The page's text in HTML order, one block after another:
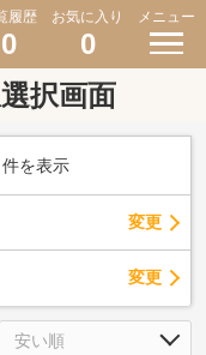
履歴
0
お気に入り
0
メニュー
択画面
件を表示
変更
変更